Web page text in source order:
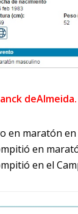
en maratón en
en
en el